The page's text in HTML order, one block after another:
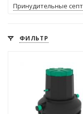
Принудительные
ФИЛЬТР
пользователей
Объем переработки,
м3/сутки
Онлайн —